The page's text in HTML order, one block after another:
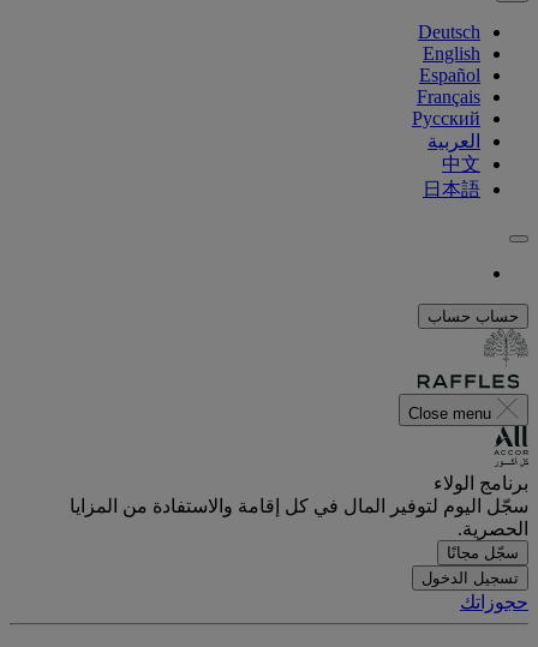
Deutsch
English
Español
Français
Русский
العربية
中文
日本語
حساب حساب
Close menu
برنامج الولاء
سجّل اليوم لتوفير المال في كل إقامة والاستفادة من المزايا
الحصرية.
سجّل مجانًا
تسجيل الدخول
حجوزاتك